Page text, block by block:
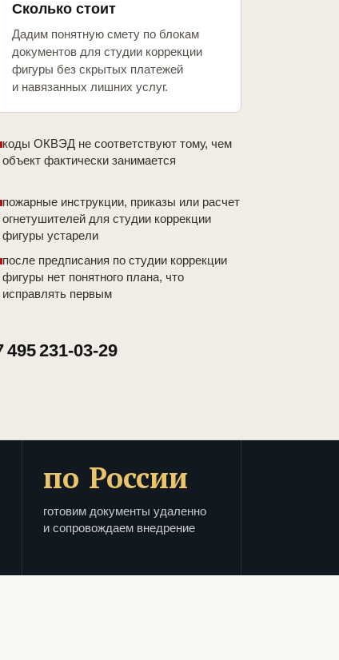
Сколько стоит
Дадим понятную смету по блокам
документов для студии коррекции
фигуры без скрытых платежей
и навязанных лишних услуг.
коды ОКВЭД не соответствуют тому, чем
объект фактически занимается
пожарные инструкции, приказы или расчет
огнетушителей для студии коррекции
фигуры устарели
после предписания по студии коррекции
фигуры нет понятного плана, что
исправлять первым
495 231-03-29
по России
готовим документы удаленно
и сопровождаем внедрение